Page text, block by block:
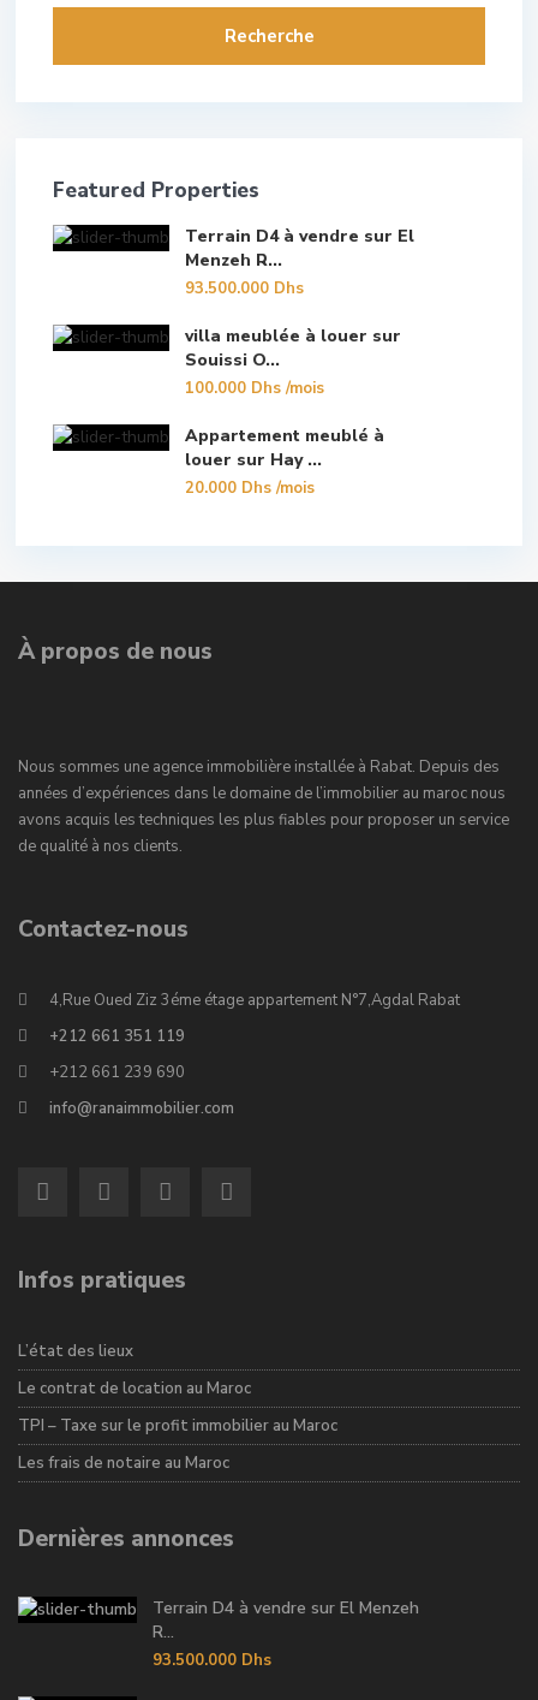
Recherche
Featured Properties
Terrain D4 à vendre sur El
Menzeh R...
93.500.000 Dhs
villa meublée à louer sur
Souissi O...
100.000 Dhs/mois
Appartement meublé à
louer sur Hay ...
20.000 Dhs/mois
À propos de nous
Nous sommes une agence immobilière installée à Rabat. Depuis des
années d’expériences dans le domaine de l’immobilier au maroc nous
avons acquis les techniques les plus fiables pour proposer un service
de qualité à nos clients.
Contactez-nous
4,Rue Oued Ziz 3éme étage appartement N°7,Agdal Rabat
+212 661 351 119
+212 661 239 690
info@ranaimmobilier.com
Infos pratiques
L’état des lieux
Le contrat de location au Maroc
TPI – Taxe sur le profit immobilier au Maroc
Les frais de notaire au Maroc
Dernières annonces
Terrain D4 à vendre sur El Menzeh
R...
93.500.000 Dhs